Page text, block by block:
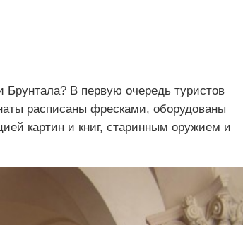
В первую очередь туристов
расписаны фресками, оборудованы
картин и книг, старинным оружием и